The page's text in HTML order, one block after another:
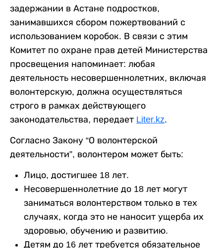
задержании в Астане подростков,
занимавшихся сбором пожертвований с
использованием коробок. В связи с этим
Комитет по охране прав детей Министерства
просвещения напоминает: любая
деятельность несовершеннолетних, включая
волонтерскую, должна осуществляться
строго в рамках действующего
законодательства, передает Liter.kz.
Согласно Закону “О волонтерской
деятельности”, волонтером может быть:
Лицо, достигшее 18 лет.
Несовершеннолетние до 18 лет могут
заниматься волонтерством только в тех
случаях, когда это не наносит ущерба их
здоровью, обучению и развитию.
Детям до 16 лет требуется обязательное